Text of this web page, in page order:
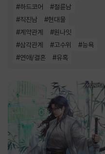
#하드코어 #절륜남
#직진남 #현대물
#계약관계 #원나잇
#삼각관계 #고수위 #능욕
#연애/결혼 #유혹